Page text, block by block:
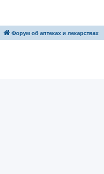
Форум об аптеках и лекарствах